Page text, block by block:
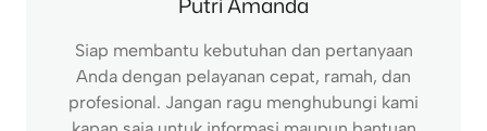
Putri Amanda
Siap membantu kebutuhan dan pertanyaan
Anda dengan pelayanan cepat, ramah, dan
profesional. Jangan ragu menghubungi kami